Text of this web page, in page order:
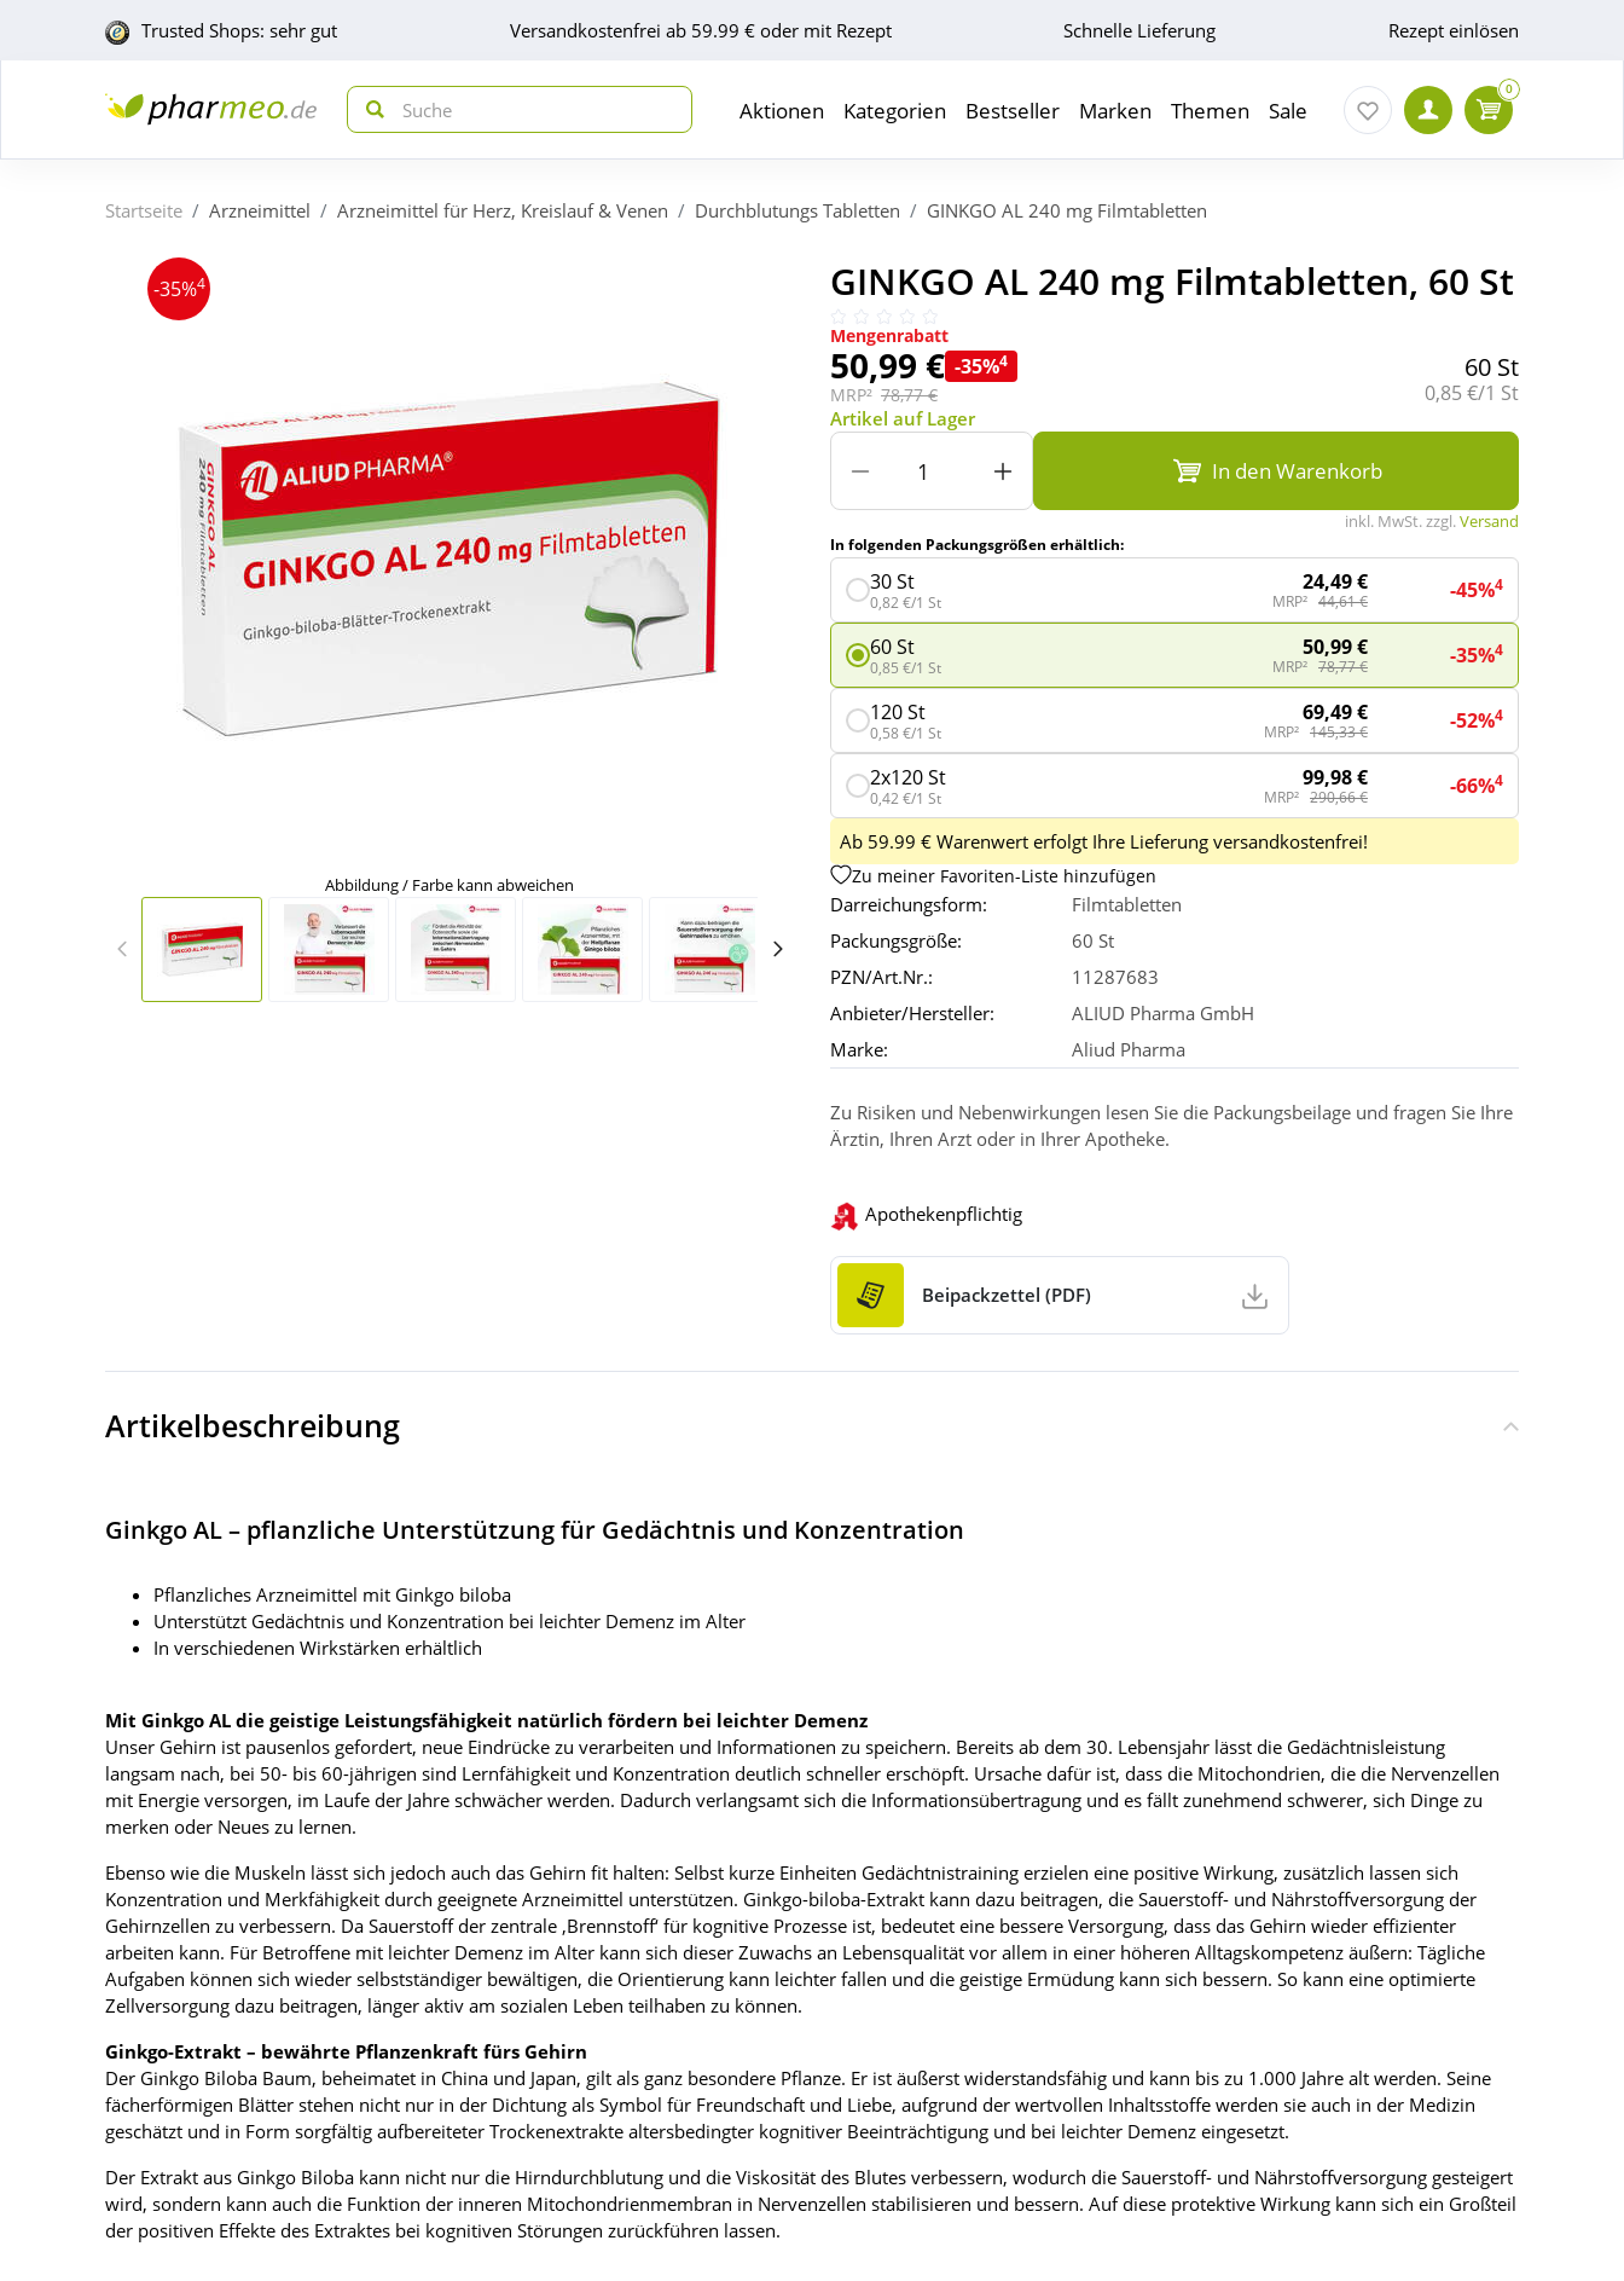
Trusted Shops: sehr gut Versandkostenfrei ab 59.99 € oder mit Rezept Schnelle Lieferung Rezept einlösen
Aktionen Kategorien Bestseller Marken Themen Sale
0
Startseite Arzneimittel Arzneimittel für Herz, Kreislauf & Venen Durchblutungs Tabletten GINKGO AL 240 mg Filmtabletten
-35%4
Abbildung / Farbe kann abweichen
GINKGO AL 240 mg Filmtabletten, 60 St
Mengenrabatt
50,99 € -35%4
MRP² 78,77 €
60 St
Grundpreis:
0,85 €/1 St
Artikel auf Lager
In den Warenkorb
inkl. MwSt. zzgl.Versand
In folgenden Packungsgrößen erhältlich:
30 St
0,82 €/1 St
24,49 €
MRP² 44,61 € -45%4
60 St
0,85 €/1 St
50,99 €
MRP² 78,77 € -35%4
120 St
0,58 €/1 St
69,49 €
MRP² 145,33 € -52%4
2x120 St
0,42 €/1 St
99,98 €
MRP² 290,66 € -66%4
Ab 59.99 € Warenwert erfolgt Ihre Lieferung versandkostenfrei!
Zu meiner Favoriten-Liste hinzufügen
Darreichungsform:
Filmtabletten
Packungsgröße:
60 St
PZN/Art.Nr.:
11287683
Anbieter/Hersteller:
ALIUD Pharma GmbH
Marke:
Aliud Pharma
Zu Risiken und Nebenwirkungen lesen Sie die Packungsbeilage und fragen Sie Ihre
Ärztin, Ihren Arzt oder in Ihrer Apotheke.
Apothekenpflichtig
Beipackzettel (PDF)
Artikelbeschreibung
Ginkgo AL – pflanzliche Unterstützung für Gedächtnis und Konzentration
Pflanzliches Arzneimittel mit Ginkgo biloba
Unterstützt Gedächtnis und Konzentration bei leichter Demenz im Alter
In verschiedenen Wirkstärken erhältlich
Mit Ginkgo AL die geistige Leistungsfähigkeit natürlich fördern bei leichter Demenz
Unser Gehirn ist pausenlos gefordert, neue Eindrücke zu verarbeiten und Informationen zu speichern. Bereits ab dem 30. Lebensjahr lässt die Gedächtnisleistung
langsam nach, bei 50- bis 60-jährigen sind Lernfähigkeit und Konzentration deutlich schneller erschöpft. Ursache dafür ist, dass die Mitochondrien, die die Nervenzellen
mit Energie versorgen, im Laufe der Jahre schwächer werden. Dadurch verlangsamt sich die Informationsübertragung und es fällt zunehmend schwerer, sich Dinge zu
merken oder Neues zu lernen.
Ebenso wie die Muskeln lässt sich jedoch auch das Gehirn fit halten: Selbst kurze Einheiten Gedächtnistraining erzielen eine positive Wirkung, zusätzlich lassen sich
Konzentration und Merkfähigkeit durch geeignete Arzneimittel unterstützen. Ginkgo-biloba-Extrakt kann dazu beitragen, die Sauerstoff- und Nährstoffversorgung der
Gehirnzellen zu verbessern. Da Sauerstoff der zentrale ‚Brennstoff‘ für kognitive Prozesse ist, bedeutet eine bessere Versorgung, dass das Gehirn wieder effizienter
arbeiten kann. Für Betroffene mit leichter Demenz im Alter kann sich dieser Zuwachs an Lebensqualität vor allem in einer höheren Alltagskompetenz äußern: Tägliche
Aufgaben können sich wieder selbstständiger bewältigen, die Orientierung kann leichter fallen und die geistige Ermüdung kann sich bessern. So kann eine optimierte
Zellversorgung dazu beitragen, länger aktiv am sozialen Leben teilhaben zu können.
Ginkgo-Extrakt – bewährte Pflanzenkraft fürs Gehirn
Der Ginkgo Biloba Baum, beheimatet in China und Japan, gilt als ganz besondere Pflanze. Er ist äußerst widerstandsfähig und kann bis zu 1.000 Jahre alt werden. Seine
fächerförmigen Blätter stehen nicht nur in der Dichtung als Symbol für Freundschaft und Liebe, aufgrund der wertvollen Inhaltsstoffe werden sie auch in der Medizin
geschätzt und in Form sorgfältig aufbereiteter Trockenextrakte altersbedingter kognitiver Beeinträchtigung und bei leichter Demenz eingesetzt.
Der Extrakt aus Ginkgo Biloba kann nicht nur die Hirndurchblutung und die Viskosität des Blutes verbessern, wodurch die Sauerstoff- und Nährstoffversorgung gesteigert
wird, sondern kann auch die Funktion der inneren Mitochondrienmembran in Nervenzellen stabilisieren und bessern. Auf diese protektive Wirkung kann sich ein Großteil
der positiven Effekte des Extraktes bei kognitiven Störungen zurückführen lassen.